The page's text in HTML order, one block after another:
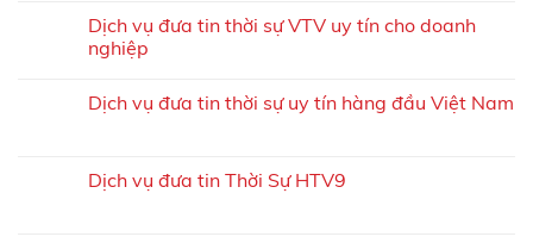
Dịch vụ đưa tin thời sự VTV uy tín cho doanh
nghiệp
Dịch vụ đưa tin thời sự uy tín hàng đầu Việt Nam
Dịch vụ đưa tin Thời Sự HTV9